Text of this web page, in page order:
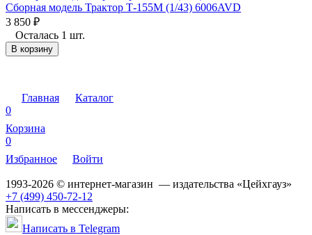
Сборная модель Трактор Т-155М (1/43) 6006AVD
3 850 ₽
Осталась 1 шт.
В корзину
Главная
Каталог
0
Корзина
0
Избранное
Войти
1993-2026 © интернет-магазин — издательства «Цейхгауз»
+7 (499) 450-72-12
Написать в мессенджеры:
Написать в Telegram